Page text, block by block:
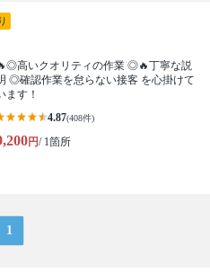
高いクオリティの作業 ◎🔥丁寧な説
◎確認作業を怠らない接客 を心掛けて
ます！
4.87(408件)
円/ 1箇所
1